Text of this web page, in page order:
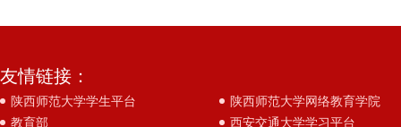
友情链接：
陕西师范大学学生平台
陕西师范大学网络教育学院
教育部
西安交通大学学习平台